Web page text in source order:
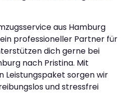
aus Hamburg
professioneller Partner für
dich gerne bei
nach Pristina. Mit
Leistungspaket sorgen wir
und stressfrei